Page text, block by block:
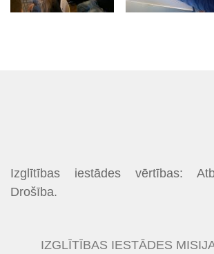
Izglītības iestādes vērtības:
Drošība.
IZGLĪTĪBAS IESTĀDES